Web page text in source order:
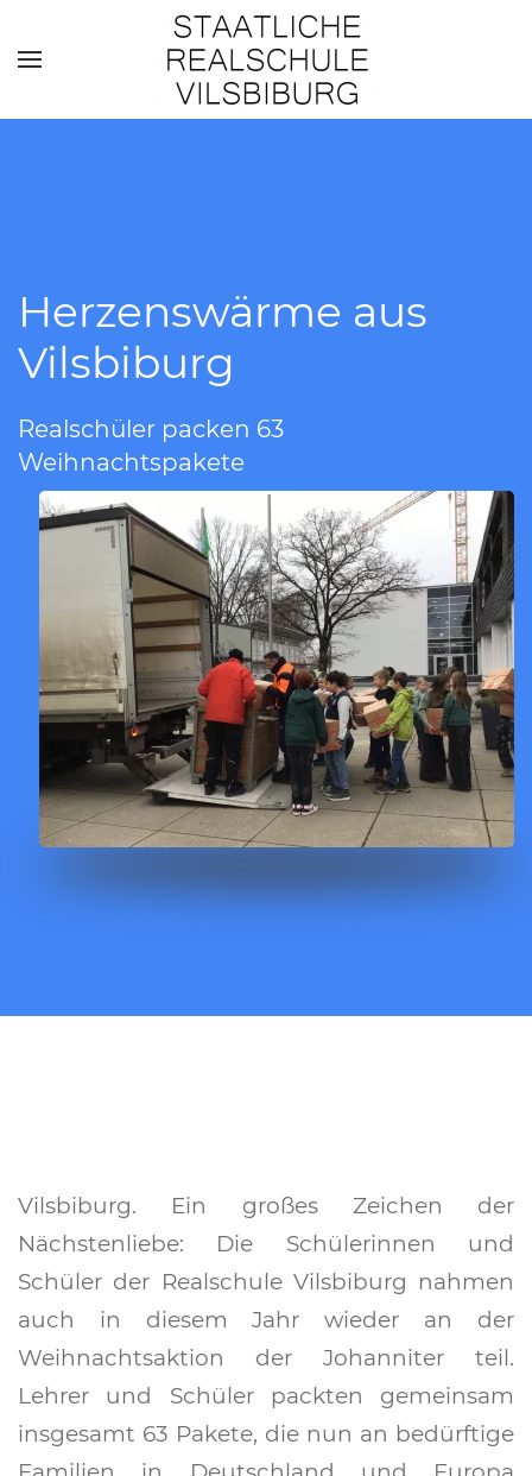
Skip to main content
Herzenswärme aus
Vilsbiburg
Realschüler packen 63
Weihnachtspakete
Vilsbiburg. Ein großes Zeichen der
Nächstenliebe: Die Schülerinnen und
Schüler der Realschule Vilsbiburg nahmen
auch in diesem Jahr wieder an der
Weihnachtsaktion der Johanniter teil.
Lehrer und Schüler packten gemeinsam
insgesamt 63 Pakete, die nun an bedürftige